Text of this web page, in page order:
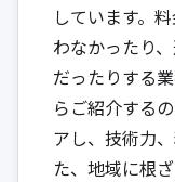
しています。
わなかったり
だったりする
らご紹介する
アし、技術力
た、地域に根